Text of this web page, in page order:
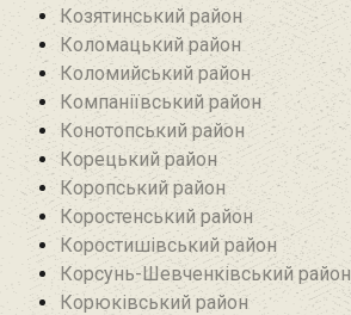
Козятинський район
Коломацький район
Коломийський район
Компаніївський район
Конотопський район
Корецький район
Коропський район
Коростенський район
Коростишівський район‎
Корсунь-Шевченківський район
Корюківський район